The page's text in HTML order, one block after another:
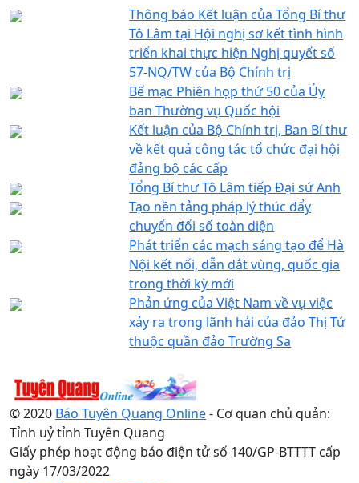
Thông báo Kết luận của Tổng Bí thư
Tô Lâm tại Hội nghị sơ kết tình hình
triển khai thực hiện Nghị quyết số
57-NQ/TW của Bộ Chính trị
Bế mạc Phiên họp thứ 50 của Ủy
ban Thường vụ Quốc hội
Kết luận của Bộ Chính trị, Ban Bí thư
về kết quả công tác tổ chức đại hội
đảng bộ các cấp
Tổng Bí thư Tô Lâm tiếp Đại sứ Anh
Tạo nền tảng pháp lý thúc đẩy
chuyển đổi số toàn diện
Phát triển các mạch sáng tạo để Hà
Nội kết nối, dẫn dắt vùng, quốc gia
trong thời kỳ mới
Phản ứng của Việt Nam về vụ việc
xảy ra trong lãnh hải của đảo Thị Tứ
thuộc quần đảo Trường Sa
© 2020 Báo Tuyên Quang Online- Cơ quan chủ quản:
Tỉnh uỷ tỉnh Tuyên Quang
Giấy phép hoạt động báo điện tử số 140/GP-BTTTT cấp
ngày 17/03/2022